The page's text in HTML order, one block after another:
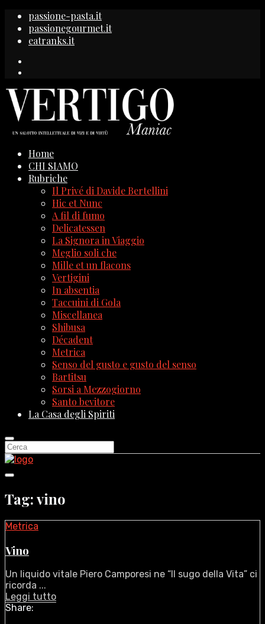
passione-pasta.it
passionegourmet.it
eatranks.it
Home
CHI SIAMO
Rubriche
Il Privé di Davide Bertellini
Hic et Nunc
A fil di fumo
Delicatessen
La Signora in Viaggio
Meglio soli che
Mille et un flacons
Vertigini
In absentia
Taccuini di Gola
Miscellanea
Shibusa
Décadent
Metrica
Senso del gusto e gusto del senso
Bartitsu
Sorsi a Mezzogiorno
Santo bevitore
La Casa degli Spiriti
Tag: vino
Metrica
Vino
Un liquido vitale Piero Camporesi ne “Il sugo della Vita” ci
ricorda ...
Leggi tutto
Share: